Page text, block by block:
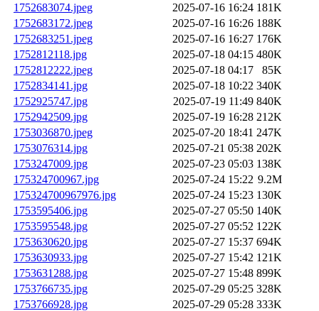
1752683074.jpeg
2025-07-16 16:24 181K
1752683172.jpeg
2025-07-16 16:26 188K
1752683251.jpeg
2025-07-16 16:27 176K
1752812118.jpg
2025-07-18 04:15 480K
1752812222.jpeg
2025-07-18 04:17
85K
1752834141.jpg
2025-07-18 10:22 340K
1752925747.jpg
2025-07-19 11:49 840K
1752942509.jpg
2025-07-19 16:28 212K
1753036870.jpeg
2025-07-20 18:41 247K
1753076314.jpg
2025-07-21 05:38 202K
1753247009.jpg
2025-07-23 05:03 138K
175324700967.jpg
2025-07-24 15:22 9.2M
175324700967976.jpg
2025-07-24 15:23 130K
1753595406.jpg
2025-07-27 05:50 140K
1753595548.jpg
2025-07-27 05:52 122K
1753630620.jpg
2025-07-27 15:37 694K
1753630933.jpg
2025-07-27 15:42 121K
1753631288.jpg
2025-07-27 15:48 899K
1753766735.jpg
2025-07-29 05:25 328K
1753766928.jpg
2025-07-29 05:28 333K